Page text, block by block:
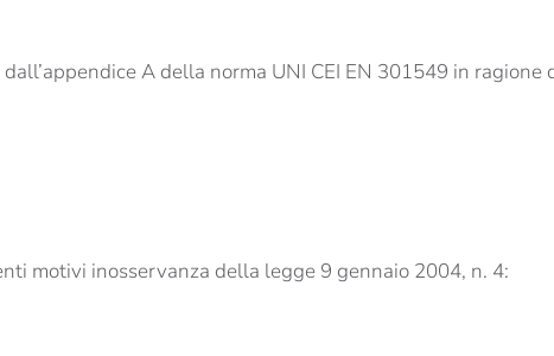
A della norma UNI CEI EN 301549 in
motivi inosservanza della legge 9 gennaio 2004, n. 4: